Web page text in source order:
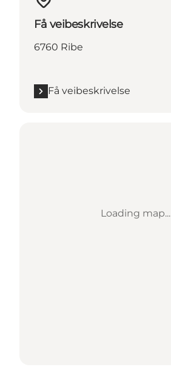
Få veibeskrivelse
6760 Ribe
Få veibeskrivelse
Loading map...